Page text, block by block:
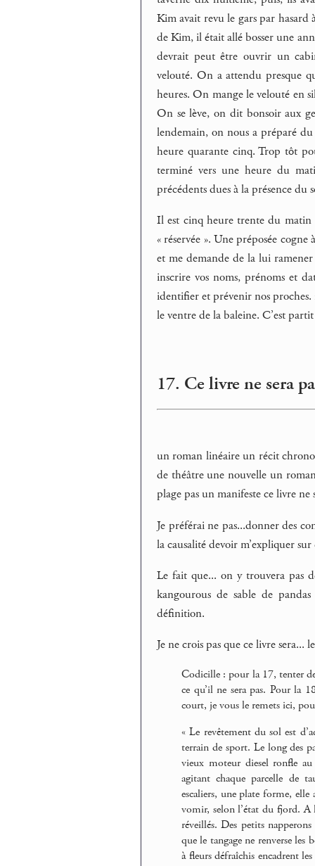
Kim avait revu le gars par
de Kim, il était allé bosser une
devrait peut être ouvrir un
velouté. On a attendu presque
heures. On mange le velouté en
On se lève, on dit bonsoir aux
lendemain, on nous a préparé
heure quarante cinq. Trop tôt
terminé vers une heure du
précédents dues à la présence
Il est cinq heure trente du matin
« réservée ». Une préposée
et me demande de la lui ramener
inscrire vos noms, prénoms et
identifier et prévenir nos
le ventre de la baleine. C’est
17. Ce livre ne sera
un roman linéaire un récit
de théâtre une nouvelle un
plage pas un manifeste ce livre
Je préférai ne pas...donner des
la causalité devoir m’expliquer
Le fait que... on y trouvera pas
kangourous de sable de
définition.
Je ne crois pas que ce livre
Codicille : pour la 17, tenter
ce qu’il ne sera pas. Pour la
court, je vous le remets ici,
« Le revêtement du sol est
terrain de sport. Le long des
vieux moteur diesel ronfle
agitant chaque parcelle de
escaliers, une plate forme, elle
vomir, selon l’état du fjord. A
réveillés. Des petits
que le tangage ne renverse les
à fleurs défraîchis encadrent